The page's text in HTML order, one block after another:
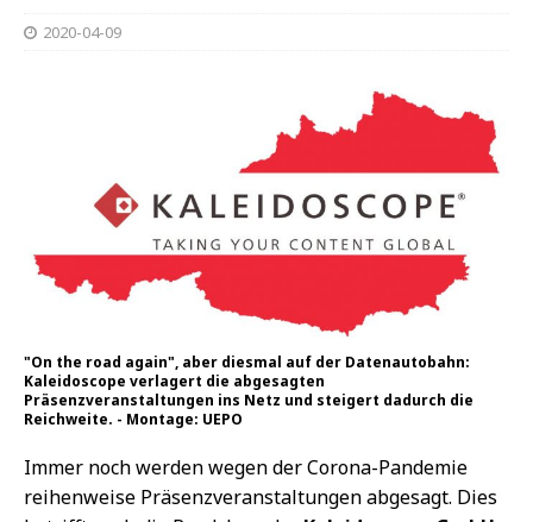
2020-04-09
"On the road again", aber diesmal auf der Datenautobahn:
Kaleidoscope verlagert die abgesagten
Präsenzveranstaltungen ins Netz und steigert dadurch die
Reichweite. - Montage: UEPO
Immer noch werden wegen der Corona-Pandemie
reihenweise Präsenzveranstaltungen abgesagt. Dies